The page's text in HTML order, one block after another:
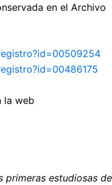
en el Archivo
la web
primeras estudiosas